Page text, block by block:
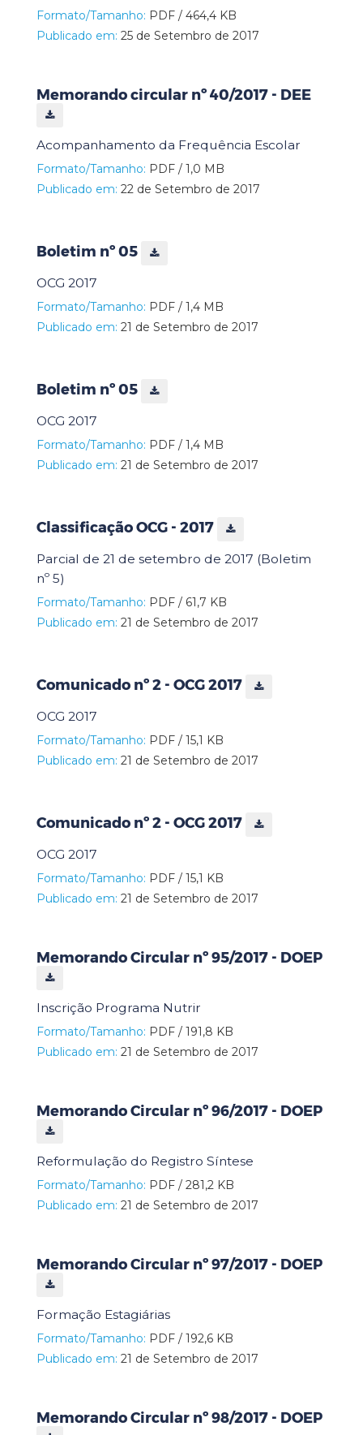
Formato/Tamanho: PDF / 464,4 KB
Publicado em: 25 de Setembro de 2017
Memorando circular nº 40/2017 - DEE
Acompanhamento da Frequência Escolar
Formato/Tamanho: PDF / 1,0 MB
Publicado em: 22 de Setembro de 2017
Boletim nº 05
OCG 2017
Formato/Tamanho: PDF / 1,4 MB
Publicado em: 21 de Setembro de 2017
Boletim nº 05
OCG 2017
Formato/Tamanho: PDF / 1,4 MB
Publicado em: 21 de Setembro de 2017
Classificação OCG - 2017
Parcial de 21 de setembro de 2017 (Boletim
nº 5)
Formato/Tamanho: PDF / 61,7 KB
Publicado em: 21 de Setembro de 2017
Comunicado nº 2 - OCG 2017
OCG 2017
Formato/Tamanho: PDF / 15,1 KB
Publicado em: 21 de Setembro de 2017
Comunicado nº 2 - OCG 2017
OCG 2017
Formato/Tamanho: PDF / 15,1 KB
Publicado em: 21 de Setembro de 2017
Memorando Circular nº 95/2017 - DOEP
Inscrição Programa Nutrir
Formato/Tamanho: PDF / 191,8 KB
Publicado em: 21 de Setembro de 2017
Memorando Circular nº 96/2017 - DOEP
Reformulação do Registro Síntese
Formato/Tamanho: PDF / 281,2 KB
Publicado em: 21 de Setembro de 2017
Memorando Circular nº 97/2017 - DOEP
Formação Estagiárias
Formato/Tamanho: PDF / 192,6 KB
Publicado em: 21 de Setembro de 2017
Memorando Circular nº 98/2017 - DOEP